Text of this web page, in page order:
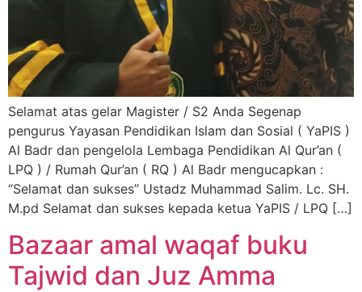
Selamat atas gelar Magister / S2 Anda Segenap
pengurus Yayasan Pendidikan Islam dan Sosial ( YaPIS )
Al Badr dan pengelola Lembaga Pendidikan Al Qur’an (
LPQ ) / Rumah Qur’an ( RQ ) Al Badr mengucapkan :
“Selamat dan sukses” Ustadz Muhammad Salim. Lc. SH.
M.pd Selamat dan sukses kepada ketua YaPIS / LPQ […]
Bazaar amal waqaf buku
Tajwid dan Juz Amma